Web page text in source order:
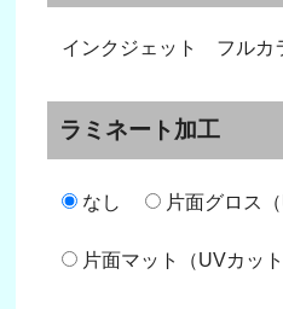
インクジェット フルカ
ラミネート加工
なし 片面グロス
片面マット（UVカット